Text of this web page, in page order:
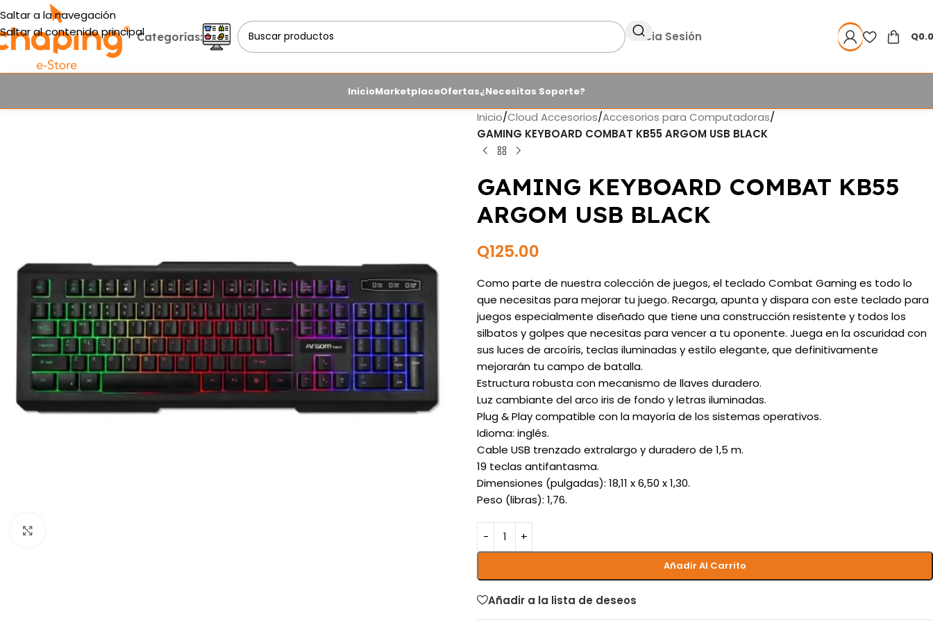
Saltar a la navegación
Saltar al contenido principalCategorías: Inicia Sesión Q
InicioMarketplaceOfertas¿Necesitas Soporte?
Inicio/Cloud Accesorios/Accesorios para Computadoras/
GAMING KEYBOARD COMBAT KB55 ARGOM USB BLACK
GAMING KEYBOARD COMBAT KB55
ARGOM USB BLACK
Q125.00
Como parte de nuestra colección de juegos, el teclado Combat Gaming es todo lo
que necesitas para mejorar tu juego. Recarga, apunta y dispara con este teclado para
juegos especialmente diseñado que tiene una construcción resistente y todos los
silbatos y golpes que necesitas para vencer a tu oponente. Juega en la oscuridad con
sus luces de arcoíris, teclas iluminadas y estilo elegante, que definitivamente
mejorarán tu campo de batalla.
Estructura robusta con mecanismo de llaves duradero.
Luz cambiante del arco iris de fondo y letras iluminadas.
Plug & Play compatible con la mayoría de los sistemas operativos.
Idioma: inglés.
Cable USB trenzado extralargo y duradero de 1,5 m.
19 teclas antifantasma.
Dimensiones (pulgadas): 18,11 x 6,50 x 1,30.
Peso (libras): 1,76.
Añadir Al Carrito
Añadir a la lista de deseos